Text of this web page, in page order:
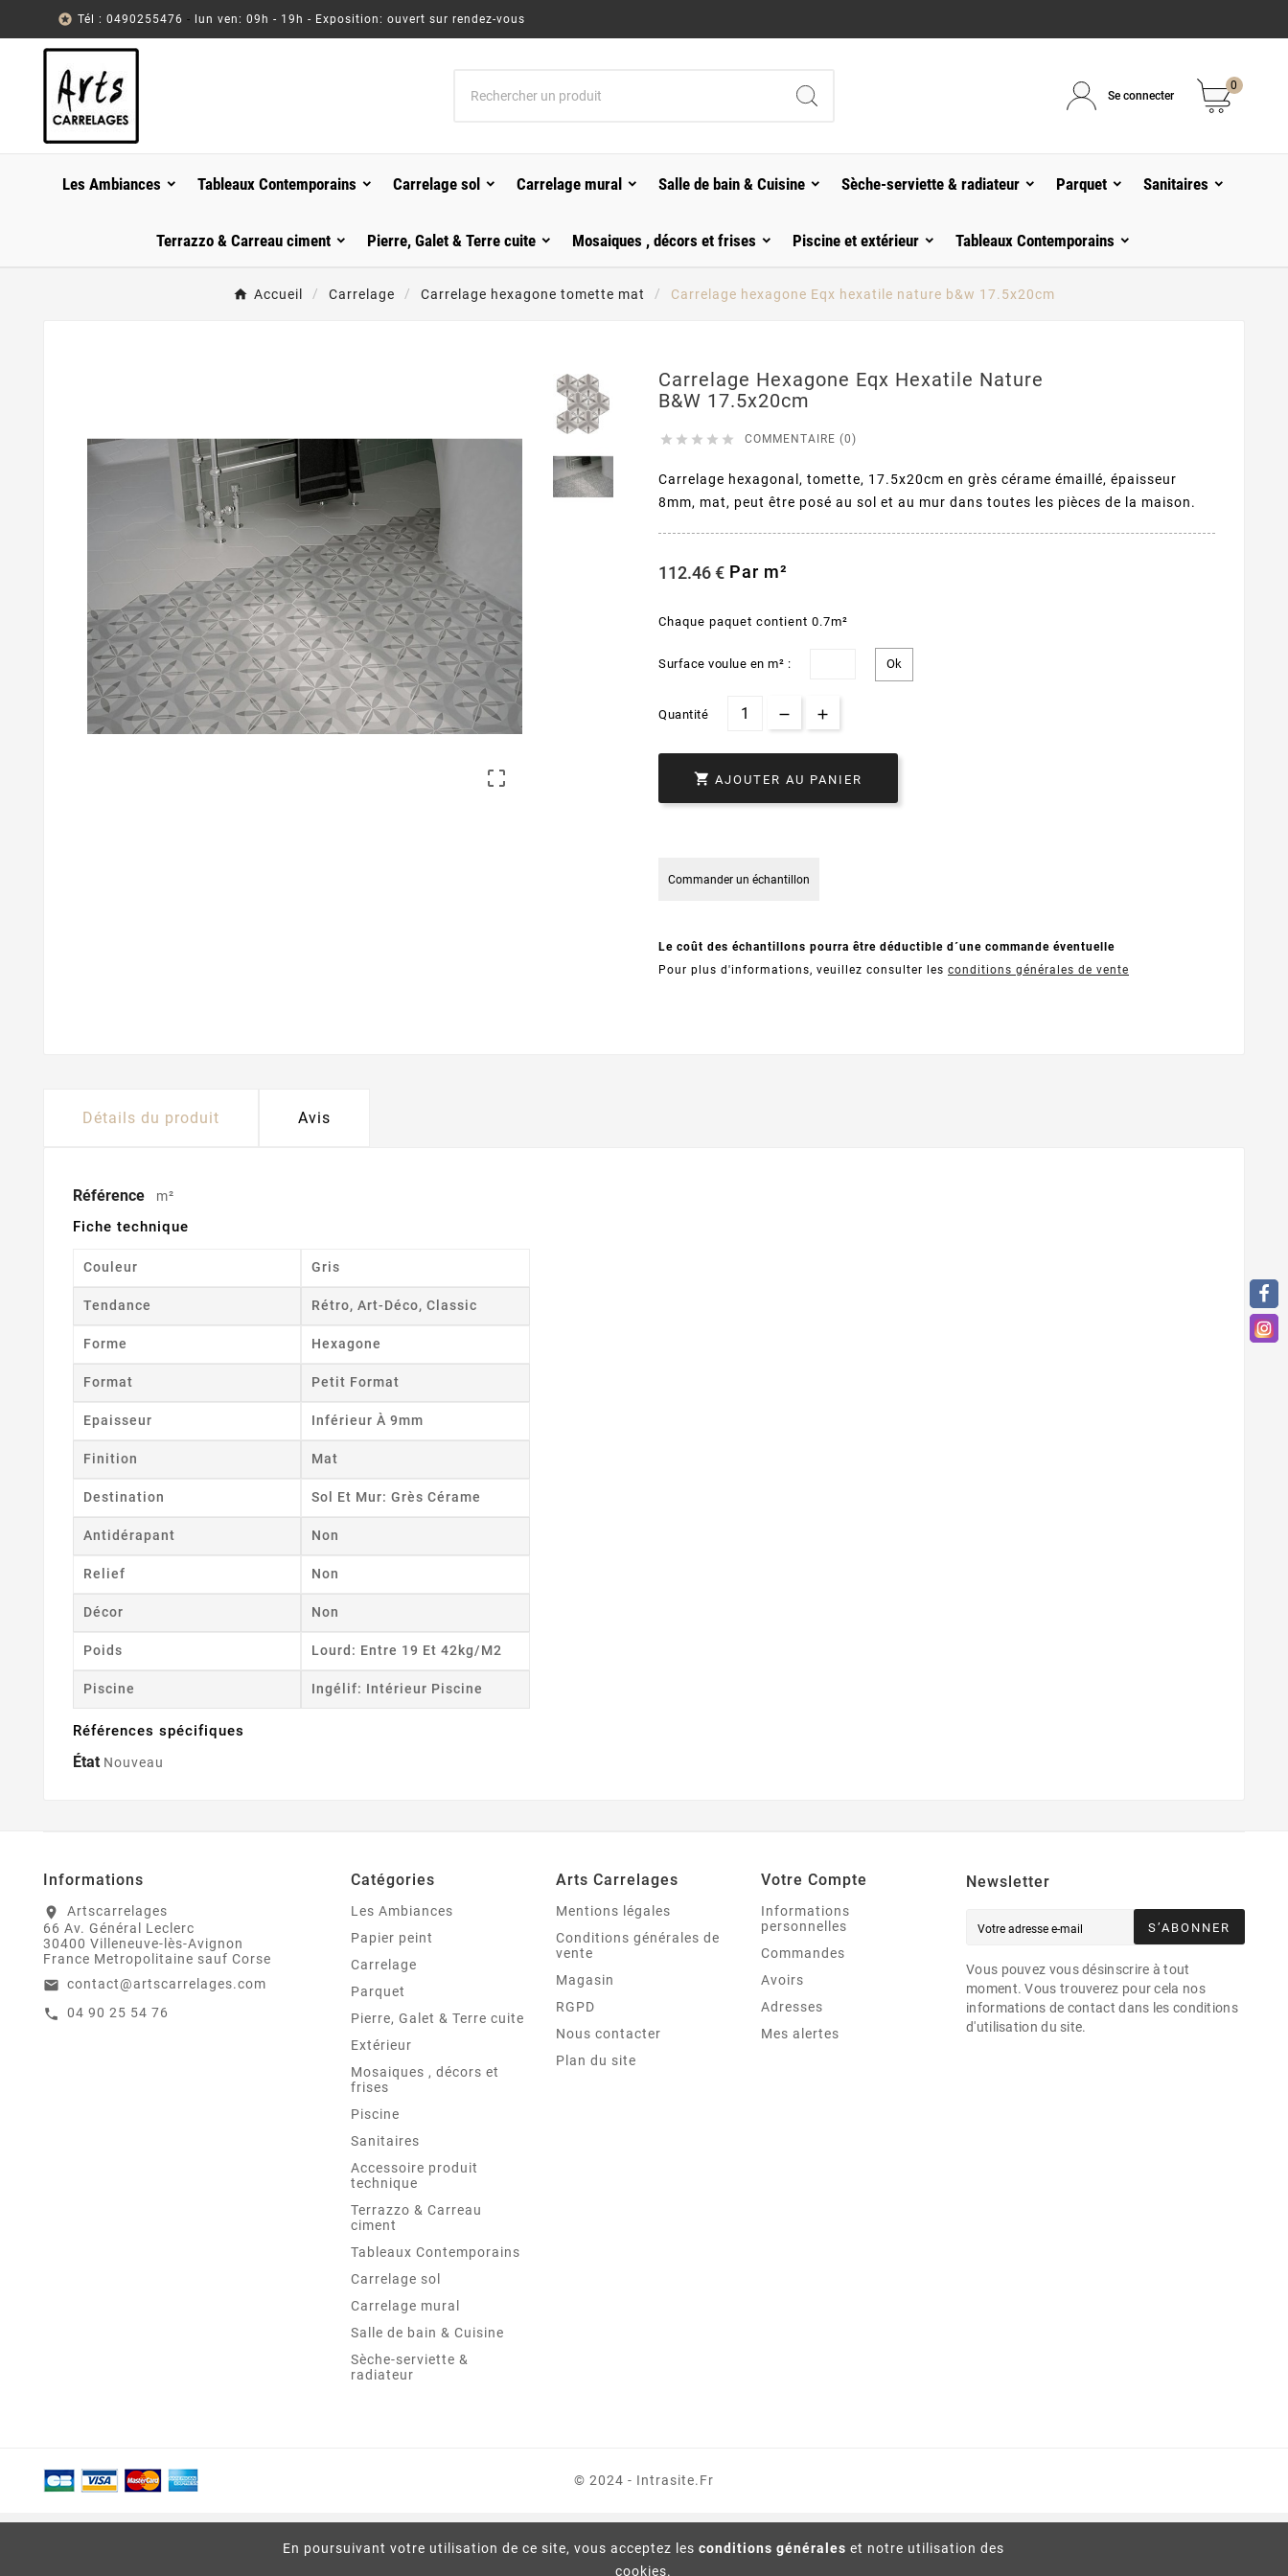
En poursuivant votre utilisation de ce site, vous acceptez lesconditions générales et notre utilisation des
cookies.
 Tél : 0490255476 - lun ven: 09h - 19h - Exposition: ouvert sur rendez-vous
Se connecter
0
Les Ambiances Tableaux Contemporains Carrelage sol Carrelage mural Salle de bain & Cuisine Sèche-serviette & radiateur Parquet Sanitaires
Terrazzo & Carreau ciment Pierre, Galet & Terre cuite Mosaiques , décors et frises Piscine et extérieur Tableaux Contemporains
Accueil Carrelage Carrelage hexagone tomette mat Carrelage hexagone Eqx hexatile nature b&w 17.5x20cm

Carrelage Hexagone Eqx Hexatile Nature
B&w 17.5x20cm
     COMMENTAIRE (0)
Carrelage hexagonal, tomette, 17.5x20cm en grès cérame émaillé, épaisseur
8mm, mat, peut être posé au sol et au mur dans toutes les pièces de la maison.
112.46 € Par m²
Chaque paquet contient 0.7m²
Surface voulue en m² :
Quantité
 AJOUTER AU PANIER
Commander un échantillon
Le coût des échantillons pourra être déductible d´une commande éventuelle
Pour plus d'informations, veuillez consulter les conditions générales de vente
Détails du produit Avis
Référence m²
Fiche technique
Couleur Gris
Tendance Rétro, Art-Déco, Classic
Forme Hexagone
Format Petit Format
Epaisseur Inférieur À 9mm
Finition Mat
Destination Sol Et Mur: Grès Cérame
Antidérapant Non
Relief Non
Décor Non
Poids Lourd: Entre 19 Et 42kg/m2
Piscine Ingélif: Intérieur Piscine
Références spécifiques
État Nouveau
Informations
location_on
Artscarrelages
66 Av. Général Leclerc
30400 Villeneuve-lès-Avignon
France Metropolitaine sauf Corse
email contact@artscarrelages.com
call 04 90 25 54 76
Catégories
Les Ambiances
Papier peint
Carrelage
Parquet
Pierre, Galet & Terre cuite
Extérieur
Mosaiques , décors et
frises
Piscine
Sanitaires
Accessoire produit
technique
Terrazzo & Carreau
ciment
Tableaux Contemporains
Carrelage sol
Carrelage mural
Salle de bain & Cuisine
Sèche-serviette &
radiateur
Arts Carrelages
Mentions légales
Conditions générales de
vente
Magasin
RGPD
Nous contacter
Plan du site
Votre Compte
Informations
personnelles
Commandes
Avoirs
Adresses
Mes alertes
Newsletter
S’ABONNER
Vous pouvez vous désinscrire à tout
moment. Vous trouverez pour cela nos
informations de contact dans les conditions
d'utilisation du site.
© 2024 - Intrasite.fr